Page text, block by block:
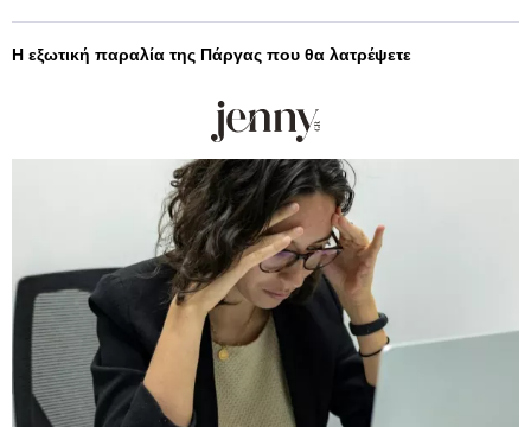
Η εξωτική παραλία της Πάργας που θα λατρέψετε